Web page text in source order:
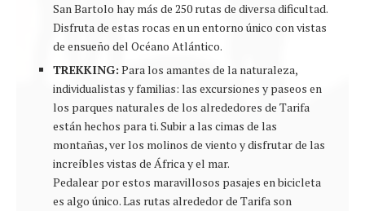
San Bartolo hay más de 250 rutas de diversa dificultad.
Disfruta de estas rocas en un entorno único con vistas
de ensueño del Océano Atlántico.
TREKKING: Para los amantes de la naturaleza,
individualistas y familias: las excursiones y paseos en
los parques naturales de los alrededores de Tarifa
están hechos para ti. Subir a las cimas de las
montañas, ver los molinos de viento y disfrutar de las
increíbles vistas de África y el mar.
Pedalear por estos maravillosos pasajes en bicicleta
es algo único. Las rutas alrededor de Tarifa son